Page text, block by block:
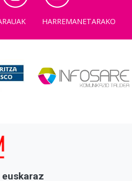
HARREMANETARAKO